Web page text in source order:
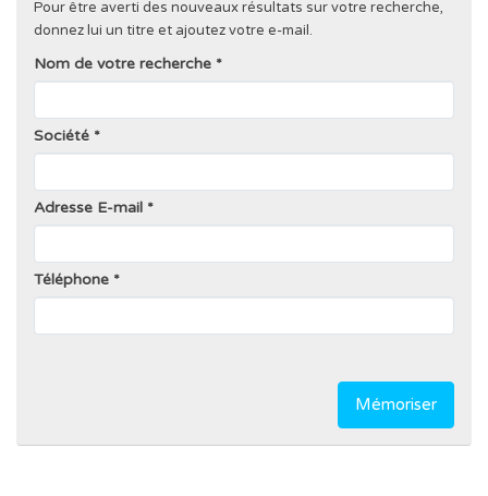
Pour être averti des nouveaux résultats sur votre recherche,
donnez lui un titre et ajoutez votre e-mail.
Nom de votre recherche
Société
Adresse E-mail
Téléphone
Mémoriser